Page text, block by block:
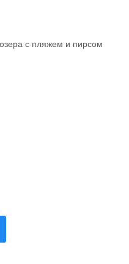
с пляжем и пирсом